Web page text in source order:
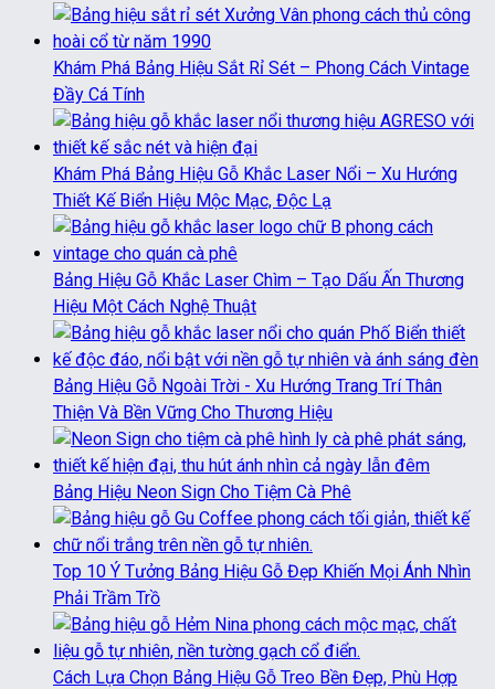
Khám Phá Bảng Hiệu Sắt Rỉ Sét – Phong Cách Vintage
Đầy Cá Tính
Khám Phá Bảng Hiệu Gỗ Khắc Laser Nổi – Xu Hướng
Thiết Kế Biển Hiệu Mộc Mạc, Độc Lạ
Bảng Hiệu Gỗ Khắc Laser Chìm – Tạo Dấu Ấn Thương
Hiệu Một Cách Nghệ Thuật
Bảng Hiệu Gỗ Ngoài Trời - Xu Hướng Trang Trí Thân
Thiện Và Bền Vững Cho Thương Hiệu
Bảng Hiệu Neon Sign Cho Tiệm Cà Phê
Top 10 Ý Tưởng Bảng Hiệu Gỗ Đẹp Khiến Mọi Ánh Nhìn
Phải Trầm Trồ
Cách Lựa Chọn Bảng Hiệu Gỗ Treo Bền Đẹp, Phù Hợp